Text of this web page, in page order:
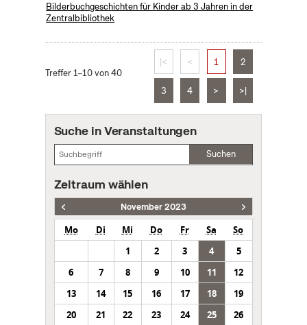
Bilderbuchgeschichten für Kinder ab 3 Jahren in der
Zentralbibliothek
Treffer 1–10 von 40
|< < 1 2
3 4 > >|
Suche in Veranstaltungen
Suchen
Zeitraum wählen
November 2023
Mo Di Mi Do Fr Sa
So
1
2 3 4
5
6
7 8 9 10 11
12
13
14 15 16 17 18
19
20
21 22 23 24 25
26